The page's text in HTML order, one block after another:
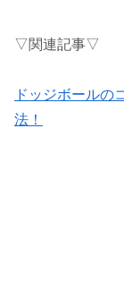
▽関連記事▽
ドッジボールの
法！